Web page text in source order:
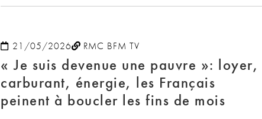
21/05/2026 RMC BFM TV
« Je suis devenue une pauvre »: loyer,
carburant, énergie, les Français
peinent à boucler les fins de mois